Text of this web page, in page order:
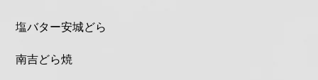
塩バター安城どら
南吉どら焼